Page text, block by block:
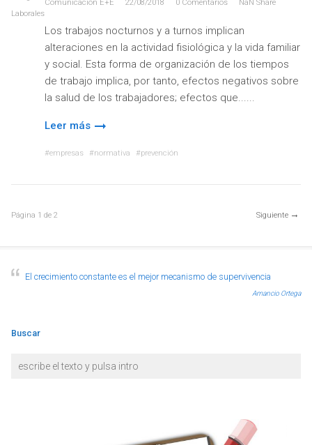
Laborales
Comunicación E+e 22/08/2018 0 Comentarios NaN Share
Los trabajos nocturnos y a turnos implican
alteraciones en la actividad fisiológica y la vida familiar
y social. Esta forma de organización de los tiempos
de trabajo implica, por tanto, efectos negativos sobre
la salud de los trabajadores; efectos que...
Leer más
empresas normativa prevención
Página 1 de 2 Siguiente
El crecimiento constante es el mejor mecanismo de supervivencia
Amancio Ortega
Buscar